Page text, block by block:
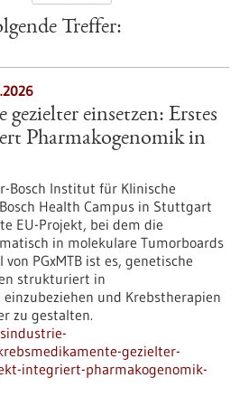
Treffer:
einsetzen: Erstes
Pharmakogenomik in
Bosch Institut für Klinische
Health Campus in Stuttgart
EU-Projekt, bei dem die
in molekulare Tumorboards
PGxMTB ist es, genetische
strukturiert in
und Krebstherapien
zu gestalten.
gezielter-
integriert-pharmakogenomik-